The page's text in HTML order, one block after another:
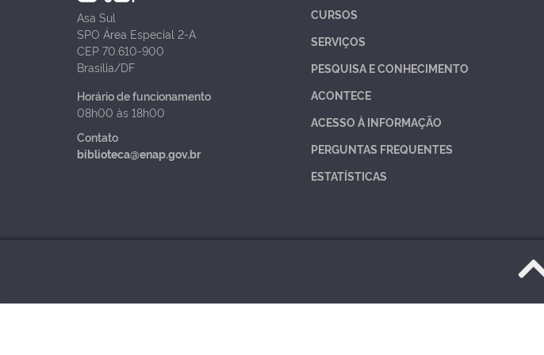
Asa Sul
SPO Área Especial 2-A
CEP 70.610-900
Brasília/DF
Horário de funcionamento
08h00 às 18h00
Contato
biblioteca@enap.gov.br
CURSOS
SERVIÇOS
PESQUISA E CONHECIMENTO
ACONTECE
ACESSO À INFORMAÇÃO
PERGUNTAS FREQUENTES
ESTATÍSTICAS